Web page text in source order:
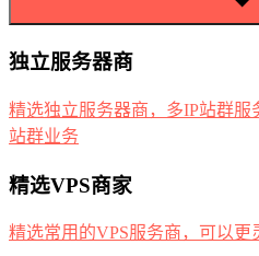
独立服务器商
精选独立服务器商，多IP站群
站群业务
精选VPS商家
精选常用的VPS服务商，可以更